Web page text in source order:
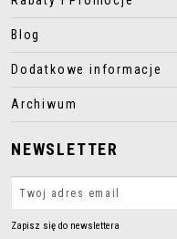
Blog
Dodatkowe informacje
Archiwum
NEWSLETTER
Zapisz się do newslettera